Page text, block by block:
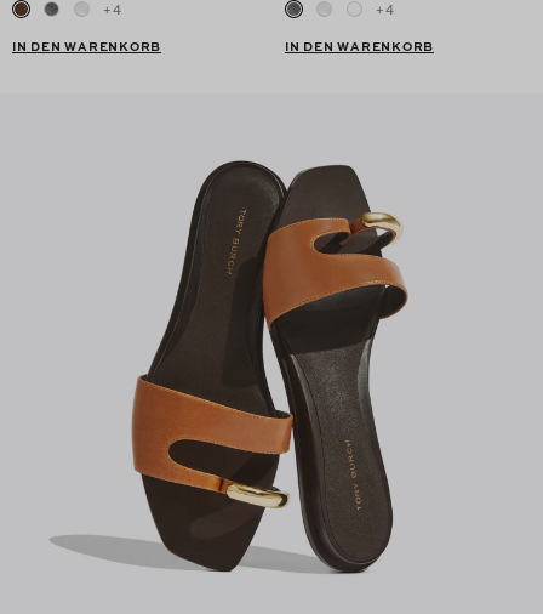
+4
IN DEN WARENKORB
+4
IN DEN WARENKORB